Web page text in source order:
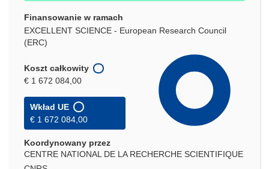
Finansowanie w ramach
EXCELLENT SCIENCE - European Research Council
(ERC)
Koszt całkowity
€ 1 672 084,00
Wkład UE
€ 1 672 084,00
Koordynowany przez
CENTRE NATIONAL DE LA RECHERCHE SCIENTIFIQUE